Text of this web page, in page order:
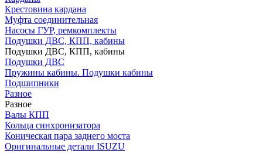
Крестовина кардана
Муфта соединительная
Насосы ГУР, ремкомплекты
Подушки ДВС, КПП, кабины
Подушки ДВС, КПП, кабины
Подушки ДВС
Пружины кабины. Подушки кабины
Подшипники
Разное
Разное
Валы КПП
Кольца синхронизатора
Коническая пара заднего моста
Оригинальные детали ISUZU